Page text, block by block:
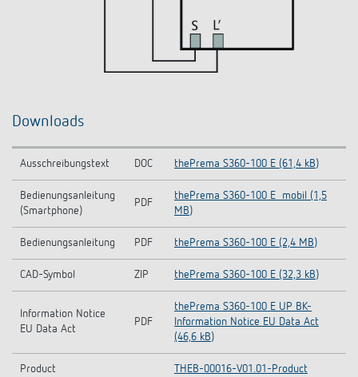
Downloads
Ausschreibungstext DOC thePrema S360-100 E (61,4 kB)
Bedienungsanleitung
(Smartphone)
PDF
thePrema S360-100 E_mobil (1,5
MB)
Bedienungsanleitung PDF thePrema S360-100 E (2,4 MB)
CAD-Symbol ZIP thePrema S360-100 E (32,3 kB)
Information Notice
EU Data Act
PDF
thePrema S360-100 E UP BK-
Information Notice EU Data Act
(46,6 kB)
Product
THEB-00016-V01.01-Product